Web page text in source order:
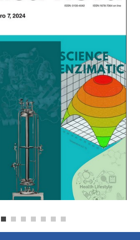
Seguir no Instagram